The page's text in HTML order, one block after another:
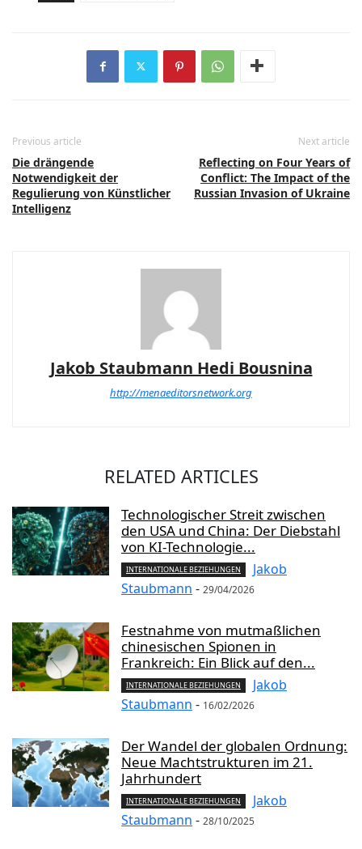
Previous article
Die drängende
Notwendigkeit der
Regulierung von Künstlicher
Intelligenz
Next article
Reflecting on Four Years of
Conflict: The Impact of the
Russian Invasion of Ukraine
Jakob Staubmann Hedi Bousnina
http://menaeditorsnetwork.org
RELATED ARTICLES
Technologischer Streit zwischen
den USA und China: Der Diebstahl
von KI-Technologie...
INTERNATIONALE BEZIEHUNGEN
Jakob
Staubmann - 29/04/2026
Festnahme von mutmaßlichen
chinesischen Spionen in
Frankreich: Ein Blick auf den...
INTERNATIONALE BEZIEHUNGEN
Jakob
Staubmann - 16/02/2026
Der Wandel der globalen Ordnung:
Neue Machtstrukturen im 21.
Jahrhundert
INTERNATIONALE BEZIEHUNGEN
Jakob
Staubmann - 28/10/2025